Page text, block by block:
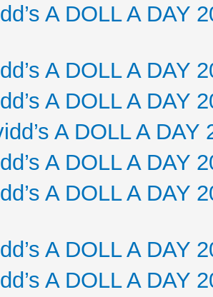
A DOLL A DAY
A DOLL A DAY
A DOLL A DAY
A DOLL A DAY
A DOLL A DAY
A DOLL A DAY
A DOLL A DAY
A DOLL A DAY